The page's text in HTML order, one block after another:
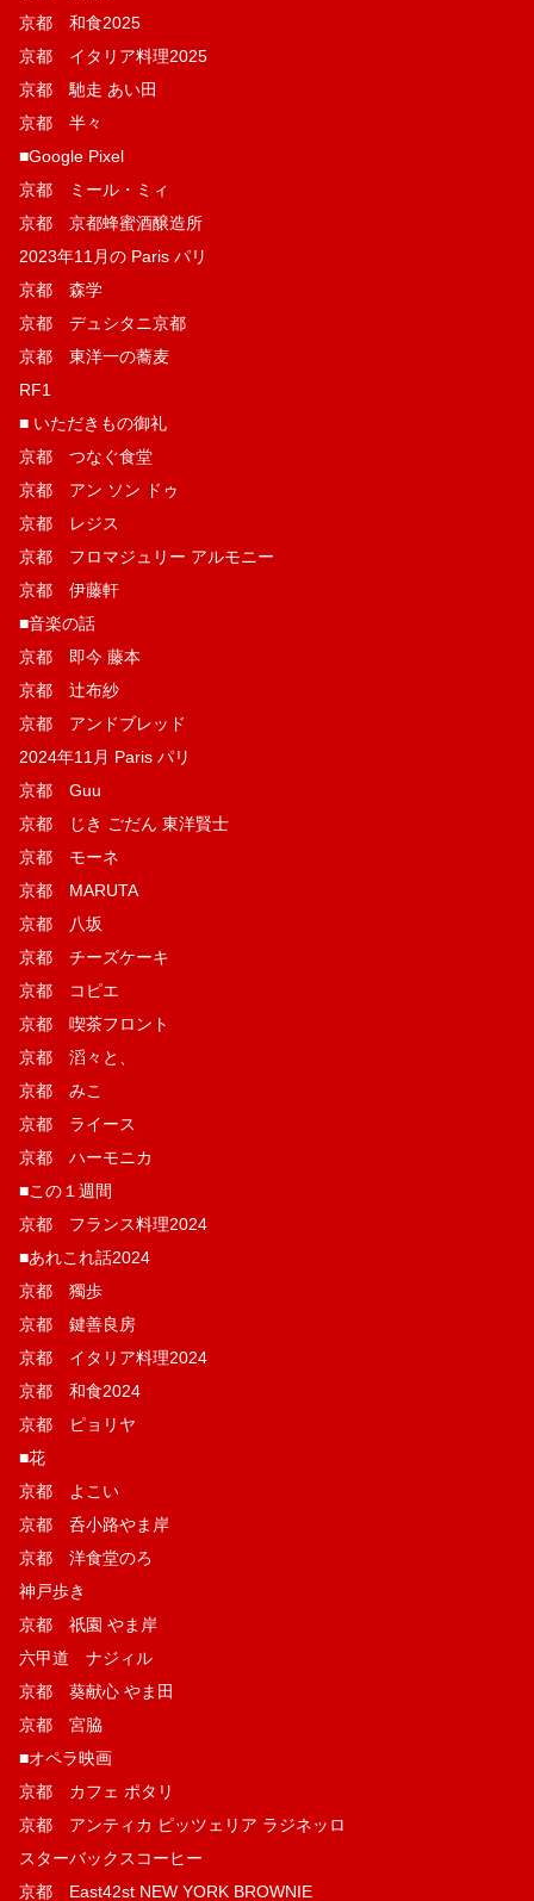
京都 和食2025
京都 イタリア料理2025
京都 馳走 あい田
京都 半々
■Google Pixel
京都 ミール・ミィ
京都 京都蜂蜜酒醸造所
2023年11月の Paris パリ
京都 森学
京都 デュシタニ京都
京都 東洋一の蕎麦
RF1
■ いただきもの御礼
京都 つなぐ食堂
京都 アン ソン ドゥ
京都 レジス
京都 フロマジュリー アルモニー
京都 伊藤軒
■音楽の話
京都 即今 藤本
京都 辻布紗
京都 アンドブレッド
2024年11月 Paris パリ
京都 Guu
京都 じき ごだん 東洋賢士
京都 モーネ
京都 MARUTA
京都 八坂
京都 チーズケーキ
京都 コピエ
京都 喫茶フロント
京都 滔々と、
京都 みこ
京都 ライース
京都 ハーモニカ
■この１週間
京都 フランス料理2024
■あれこれ話2024
京都 獨歩
京都 鍵善良房
京都 イタリア料理2024
京都 和食2024
京都 ピョリヤ
■花
京都 よこい
京都 呑小路やま岸
京都 洋食堂のろ
神戸歩き
京都 祇園 やま岸
六甲道 ナジィル
京都 葵献心 やま田
京都 宮脇
■オペラ映画
京都 カフェ ポタリ
京都 アンティカ ピッツェリア ラジネッロ
スターバックスコーヒー
京都 East42st NEW YORK BROWNIE